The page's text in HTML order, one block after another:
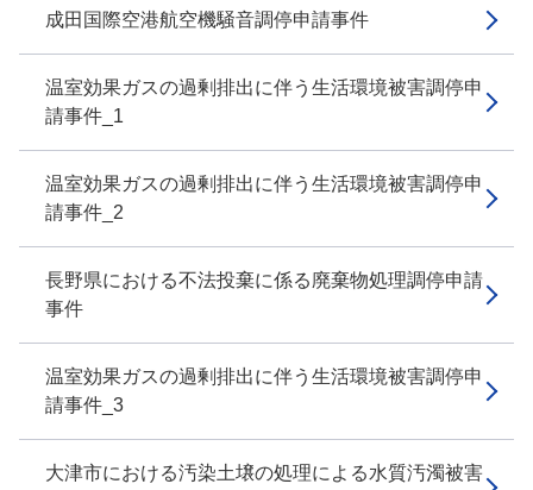
成田国際空港航空機騒音調停申請事件
温室効果ガスの過剰排出に伴う生活環境被害調停申
請事件_1
温室効果ガスの過剰排出に伴う生活環境被害調停申
請事件_2
長野県における不法投棄に係る廃棄物処理調停申請
事件
温室効果ガスの過剰排出に伴う生活環境被害調停申
請事件_3
大津市における汚染土壌の処理による水質汚濁被害